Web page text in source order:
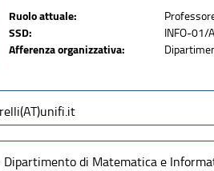
Ruolo attuale:
SSD: INFO-01/
Afferenza organizzativa:
di Matematica e